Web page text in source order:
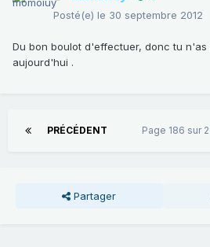
Posté(e) le 30 septembre 2012
Du bon boulot d'effectuer, donc tu
aujourd'hui .
PRÉCÉDENT Page 186 sur
Partager